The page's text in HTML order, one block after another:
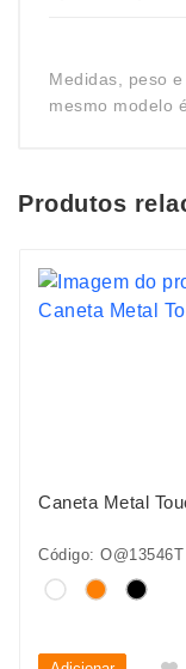
Medidas, peso
mesmo modelo
Produtos
Caneta Metal
Código: O@13546T